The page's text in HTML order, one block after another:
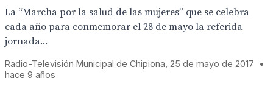
La “Marcha por la salud de las mujeres” que se celebra
cada año para conmemorar el 28 de mayo la referida
jornada...
Radio-Televisión Municipal de Chipiona, 25 de mayo de 2017
•
hace 9 años